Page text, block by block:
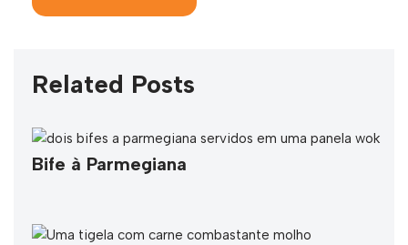
Related Posts
Bife à Parmegiana